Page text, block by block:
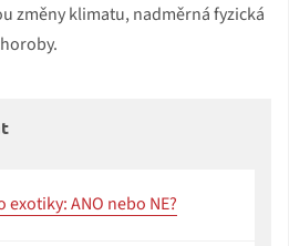
změny klimatu, nadměrná fyzická
exotiky: ANO nebo NE?